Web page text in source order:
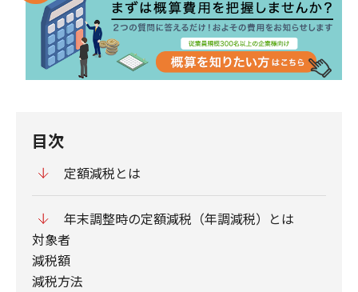
目次
定額減税とは
年末調整時の定額減税（年調減税）とは
対象者
減税額
減税方法